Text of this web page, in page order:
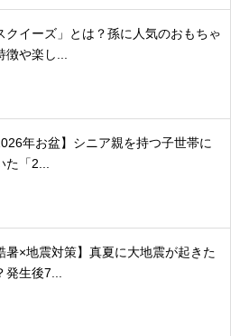
クイーズ」とは？孫に人気のおもちゃ
徴や楽し...
年お盆】シニア親を持つ子世帯に
た「2...
暑×地震対策】真夏に大地震が起きた
発生後7...